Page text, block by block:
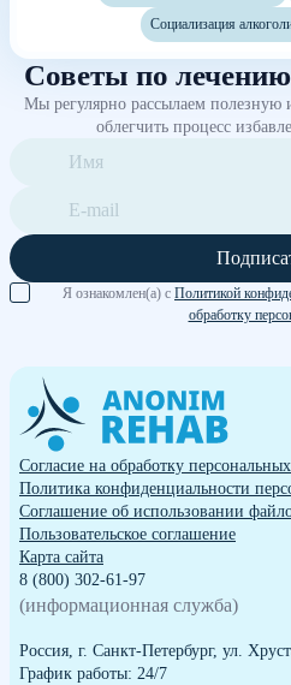
Социализация
Советы по
Мы регулярно рассылаем
облегчить процесс
Я ознакомлен(а) с Политикой
обработку
Согласие на обработку
Политика конфиденциальности
Cоглашение об использовании
Пользовательское соглашение
Карта сайта
8 (800) 302-61-97
(информационная служба)
Россия, г. Санкт-Петербург, ул.
График работы: 24/7